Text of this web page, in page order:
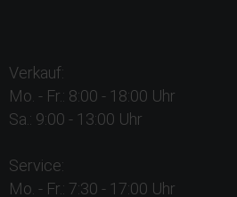
Verkauf:
Mo. - Fr.: 8:00 - 18:00 Uhr
Sa.: 9:00 - 13:00 Uhr
Service:
Mo. - Fr.: 7:30 - 17:00 Uhr